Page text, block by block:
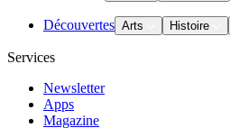
Découvertes Arts Histoire
Services
Newsletter
Apps
Magazine